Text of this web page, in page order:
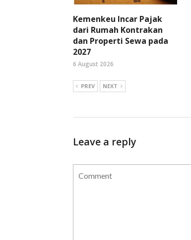
Kemenkeu Incar Pajak
dari Rumah Kontrakan
dan Properti Sewa pada
2027
6 August 2026
PREV NEXT
Leave a reply